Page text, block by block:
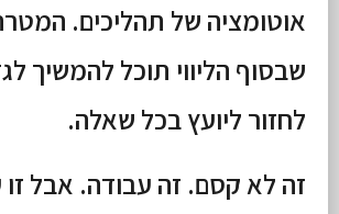
אוטומציה של תהליכים.
שבסוף הליווי תוכל להמשיך
לחזור ליועץ בכל שאלה.
זה לא קסם. זה עבודה. אבל